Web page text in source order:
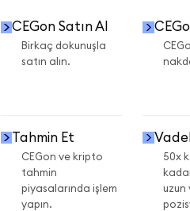
CEGon Satın Al
Birkaç dokunuşla
satın alın.
Tahmin Et
CEGon ve kripto
tahmin
piyasalarında işlem
yapın.
50x
uzun